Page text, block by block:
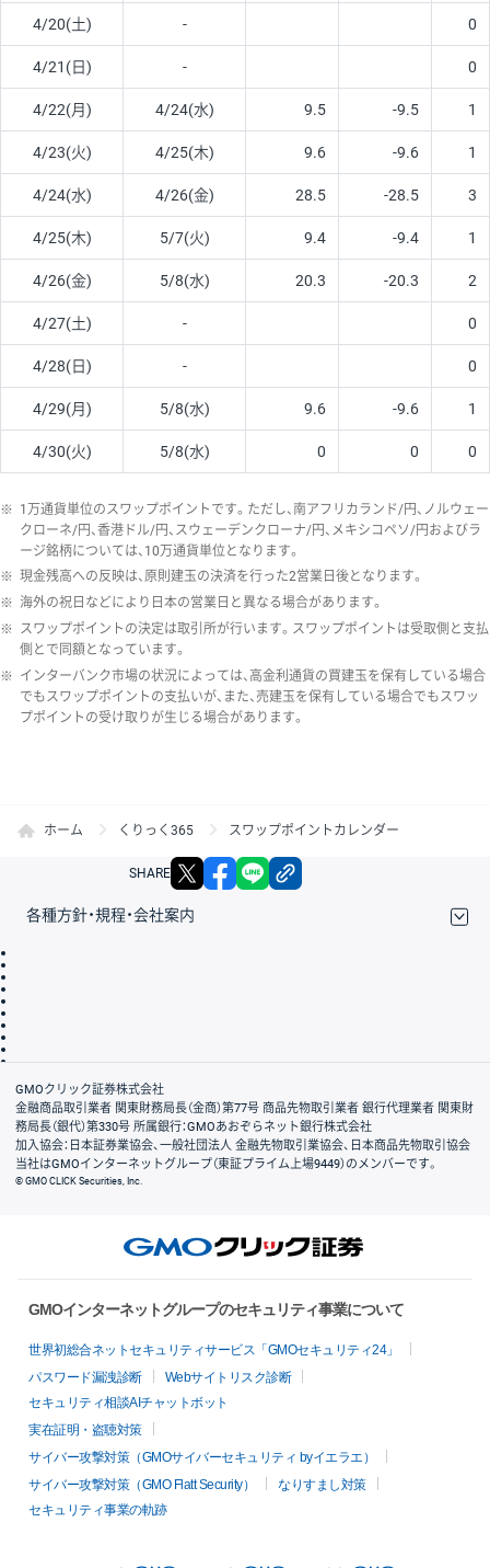
4/20(土) - 0
4/21(日) - 0
4/22(月) 4/24(水) 9.5 -9.5 1
4/23(火) 4/25(木) 9.6 -9.6 1
4/24(水) 4/26(金) 28.5 -28.5 3
4/25(木) 5/7(火) 9.4 -9.4 1
4/26(金) 5/8(水) 20.3 -20.3 2
4/27(土) - 0
4/28(日) - 0
4/29(月) 5/8(水) 9.6 -9.6 1
4/30(火) 5/8(水) 0 0 0
※ 1万通貨単位のスワップポイントです。ただし、南アフリカランド/円、ノルウェー
クローネ/円、香港ドル/円、スウェーデンクローナ/円、メキシコペソ/円およびラ
ージ銘柄については、10万通貨単位となります。
※ 現金残高への反映は、原則建玉の決済を行った2営業日後となります。
※ 海外の祝日などにより日本の営業日と異なる場合があります。
※ スワップポイントの決定は取引所が行います。スワップポイントは受取側と支払
側とで同額となっています。
※ インターバンク市場の状況によっては、高金利通貨の買建玉を保有している場合
でもスワップポイントの支払いが、また、売建玉を保有している場合でもスワッ
プポイントの受け取りが生じる場合があります。
ホーム くりっく365 スワップポイントカレンダー
SHARE X facebook
各種方針・規程・会社案内
会社案内
GMOクリック証券株式会社
金融商品取引業者 関東財務局長（金商）第77号 商品先物取引業者 銀行代理業者 関東財
務局長（銀代）第330号 所属銀行：GMOあおぞらネット銀行株式会社
加入協会：日本証券業協会、一般社団法人 金融先物取引業協会、日本商品先物取引協会
当社はGMOインターネットグループ（東証プライム上場9449）のメンバーです。
© GMO CLICK Securities, Inc.
GMOインターネットグループのセキュリティ事業について
世界初総合ネットセキュリティサービス「GMOセキュリティ24」
パスワード漏洩診断
Webサイトリスク診断
セキュリティ相談AIチャットボット
実在証明・盗聴対策
サイバー攻撃対策（GMOサイバーセキュリティ byイエラエ）
サイバー攻撃対策（GMO Flatt Security）
なりすまし対策
セキュリティ事業の軌跡